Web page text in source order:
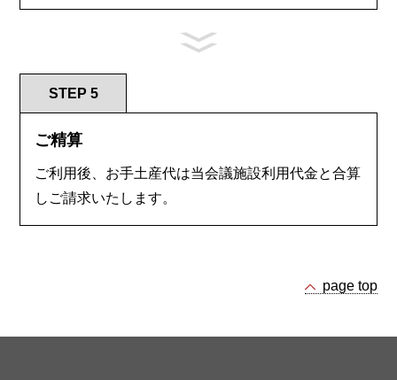
STEP 5
ご精算
ご利用後、お手土産代は当会議施設利用代金と合算
しご請求いたします。
page top